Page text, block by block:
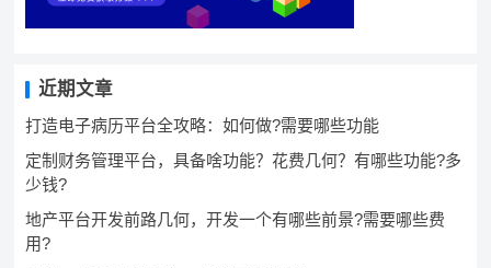
近期文章
打造电子病历平台全攻略：如何做?需要哪些功能
定制财务管理平台，具备啥功能？花费几何？有哪些功能?多
少钱?
地产平台开发前路几何，开发一个有哪些前景?需要哪些费
用?